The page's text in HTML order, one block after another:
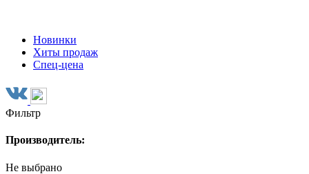
Новинки
Хиты продаж
Спец-цена
Фильтр
Производитель:
Не выбрано